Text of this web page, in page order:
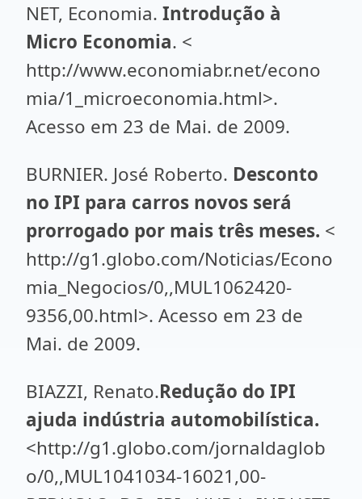
NET, Economia. Introdução à
Micro Economia. <
http://www.economiabr.net/econo
mia/1_microeconomia.html>.
Acesso em 23 de Mai. de 2009.
BURNIER. José Roberto. Desconto
no IPI para carros novos será
prorrogado por mais três meses. <
http://g1.globo.com/Noticias/Econo
mia_Negocios/0,,MUL1062420-
9356,00.html>. Acesso em 23 de
Mai. de 2009.
BIAZZI, Renato.Redução do IPI
ajuda indústria automobilística.
<http://g1.globo.com/jornaldaglob
o/0,,MUL1041034-16021,00-